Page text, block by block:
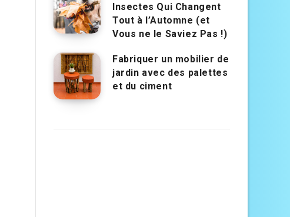
Insectes Qui Changent
Tout à l’Automne (et
Vous ne le Saviez Pas !)
Fabriquer un mobilier de
jardin avec des palettes
et du ciment